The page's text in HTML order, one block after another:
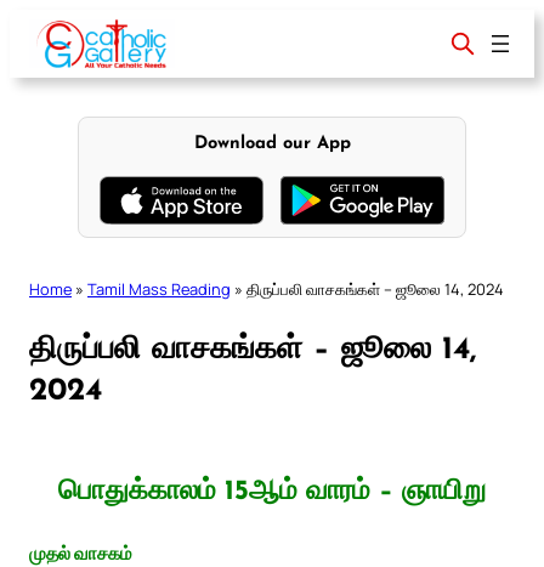
content
Download our App
Home » Tamil Mass Reading » திருப்பலி வாசகங்கள் – ஜூலை 14, 2024
திருப்பலி வாசகங்கள் – ஜூலை 14,
2024
பொதுக்காலம் 15ஆம் வாரம் – ஞாயிறு
முதல் வாசகம்